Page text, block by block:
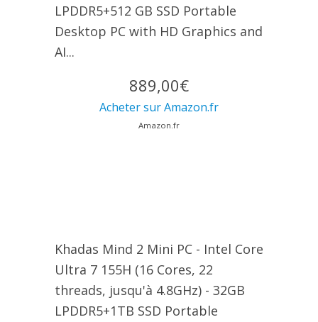
LPDDR5+512 GB SSD Portable
Desktop PC with HD Graphics and
AI...
889,00€
Acheter sur Amazon.fr
Amazon.fr
Khadas Mind 2 Mini PC - Intel Core
Ultra 7 155H (16 Cores, 22
threads, jusqu'à 4.8GHz) - 32GB
LPDDR5+1TB SSD Portable